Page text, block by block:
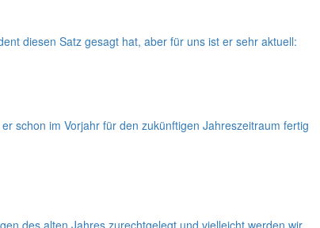
diesen Satz gesagt hat, aber für uns ist er sehr aktuell:
schon im Vorjahr für den zukünftigen Jahreszeitraum fertig